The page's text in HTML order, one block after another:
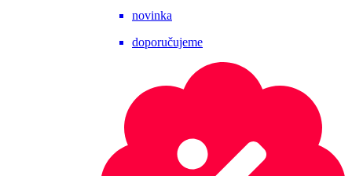
novinka
doporučujeme